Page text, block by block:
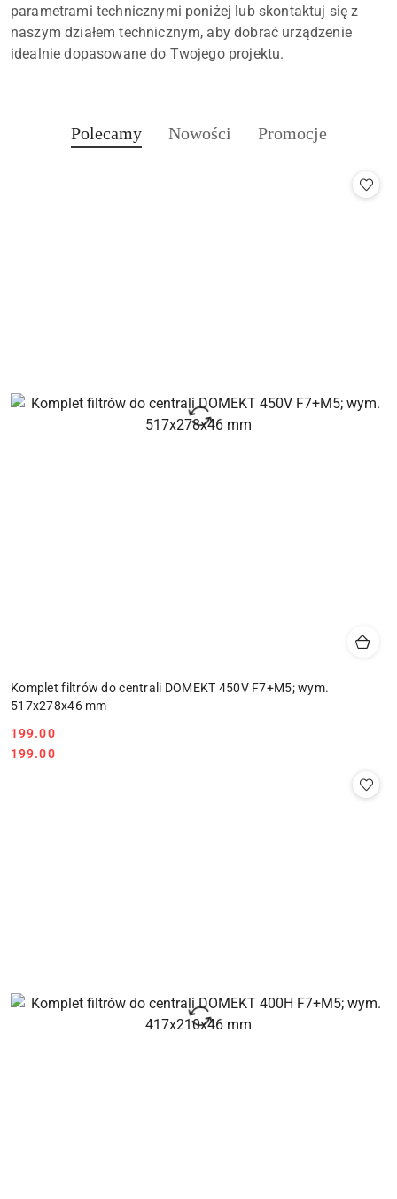
parametrami technicznymi poniżej lub skontaktuj się z
naszym działem technicznym, aby dobrać urządzenie
idealnie dopasowane do Twojego projektu.
Pomiń karuzelę produktów
Produkty
Polecamy
Produkty
Nowości
Produkty
Promocje
Komplet filtrów do centrali DOMEKT 450V F7+M5; wym.
517x278x46 mm
Cena:
199.00
Cena:
199.00